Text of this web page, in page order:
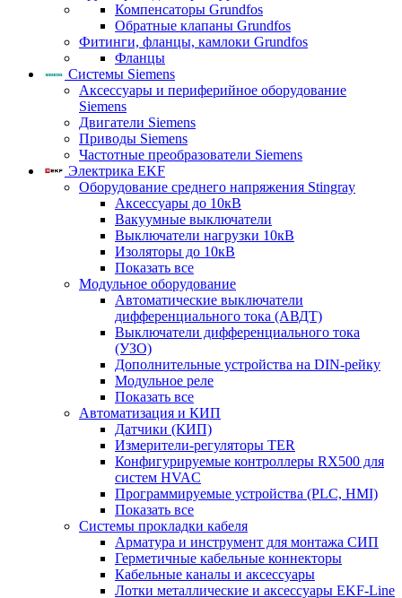
Компенсаторы Grundfos
Обратные клапаны Grundfos
Фитинги, фланцы, камлоки Grundfos
Фланцы
Системы Siemens
Аксессуары и периферийное оборудование
Siemens
Двигатели Siemens
Приводы Siemens
Частотные преобразователи Siemens
Электрика EKF
Оборудование среднего напряжения Stingray
Аксессуары до 10кВ
Вакуумные выключатели
Выключатели нагрузки 10кВ
Изоляторы до 10кВ
Показать все
Модульное оборудование
Автоматические выключатели
дифференциального тока (АВДТ)
Выключатели дифференциального тока
(УЗО)
Дополнительные устройства на DIN-рейку
Модульное реле
Показать все
Автоматизация и КИП
Датчики (КИП)
Измерители-регуляторы TER
Конфигурируемые контроллеры RX500 для
систем HVAC
Программируемые устройства (PLC, HMI)
Показать все
Системы прокладки кабеля
Арматура и инструмент для монтажа СИП
Герметичные кабельные коннекторы
Кабельные каналы и аксессуары
Лотки металлические и аксессуары EKF-Line